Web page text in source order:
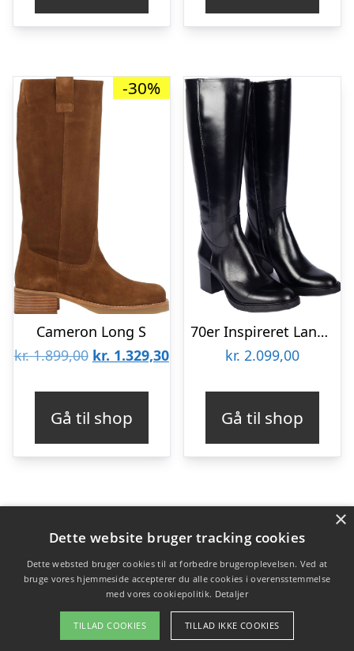
-30%
Cameron Long S
kr.1.899,00 Den
var:
kr. 1.899,00.
kr. 1.329,30Den
kr. 1.329,30.
Gå til shop
70er Inspireret Langskaftet Læderstøvlet
kr. 2.099,00
Gå til shop
Varekategorier
Produkter
Copyright 2026 - Pilanto Aps
Forside
Om / kontakt Blog Betingelser
×
Dette website bruger tracking cookies
Dette websted bruger cookies til at forbedre brugeroplevelsen. Ved at
bruge vores hjemmeside accepterer du alle cookies i overensstemmelse
med vores cookiepolitik. Detaljer
TILLAD COOKIES TILLAD IKKE COOKIES